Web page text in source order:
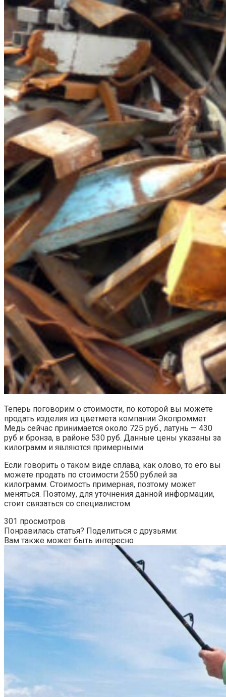
Теперь поговорим о стоимости, по которой вы можете
продать изделия из цветмета компании Экопроммет.
Медь сейчас принимается около 725 руб., латунь — 430
руб и бронза, в районе 530 руб. Данные цены указаны за
килограмм и являются примерными.
Если говорить о таком виде сплава, как олово, то его вы
можете продать по стоимости 2550 рублей за
килограмм. Стоимость примерная, поэтому может
меняться. Поэтому, для уточнения данной информации,
стоит связаться со специалистом.
301 просмотров
Понравилась статья? Поделиться с друзьями:
Вам также может быть интересно